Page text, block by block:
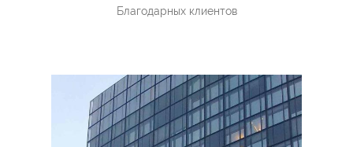
Благодарных клиентов